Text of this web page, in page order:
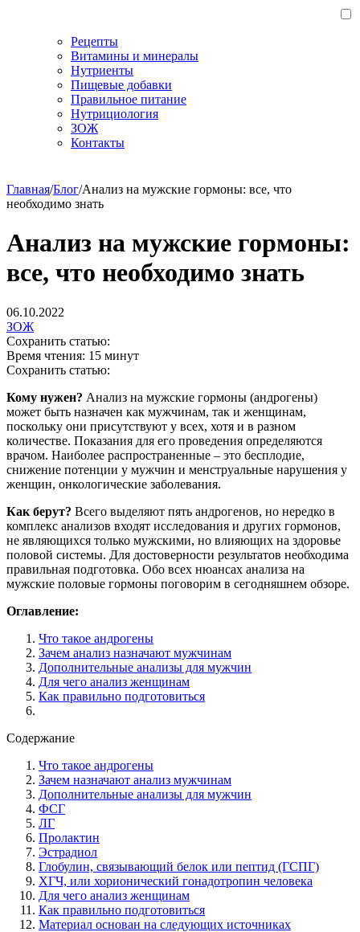
Рецепты
Витамины и минералы
Нутриенты
Пищевые добавки
Правильное питание
Нутрициология
ЗОЖ
Контакты
Главная/Блог/Анализ на мужские гормоны: все, что
необходимо знать
Анализ на мужские гормоны:
все, что необходимо знать
06.10.2022
ЗОЖ
Сохранить статью:
Время чтения: 15 минут
Сохранить статью:
Кому нужен? Анализ на мужские гормоны (андрогены)
может быть назначен как мужчинам, так и женщинам,
поскольку они присутствуют у всех, хотя и в разном
количестве. Показания для его проведения определяются
врачом. Наиболее распространенные – это бесплодие,
снижение потенции у мужчин и менструальные нарушения у
женщин, онкологические заболевания.
Как берут? Всего выделяют пять андрогенов, но нередко в
комплекс анализов входят исследования и других гормонов,
не являющихся только мужскими, но влияющих на здоровье
половой системы. Для достоверности результатов необходима
правильная подготовка. Обо всех нюансах анализа на
мужские половые гормоны поговорим в сегодняшнем обзоре.
Оглавление:
Что такое андрогены
Зачем анализ назначают мужчинам
Дополнительные анализы для мужчин
Для чего анализ женщинам
Как правильно подготовиться
Содержание
Что такое андрогены
Зачем назначают анализ мужчинам
Дополнительные анализы для мужчин
ФСГ
ЛГ
Пролактин
Эстрадиол
Глобулин, связывающий белок или пептид (ГСПГ)
ХГЧ, или хорионический гонадотропин человека
Для чего анализ женщинам
Как правильно подготовиться
Материал основан на следующих источниках